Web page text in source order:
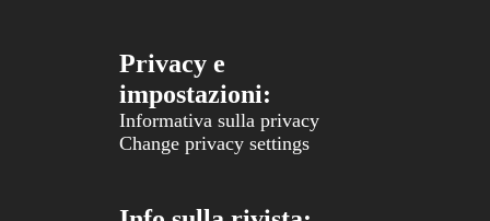
Privacy e
impostazioni:
Informativa sulla privacy
Change privacy settings